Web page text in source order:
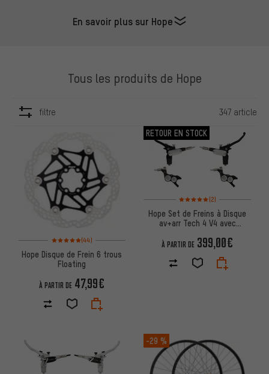
En savoir plus sur Hope
Tous les produits de Hope
filtre 347 article
Note moyenne : 5 sur 5 d'après 44 avis
(44)
Hope Disque de Frein 6 trous
Floating
À PARTIR DE 47,99€
RETOUR EN STOCK
Note moyenne : 5 sur 5
(2)
Hope Set de Freins à Disque
av+arr Tech 4 V4 avec
À PARTIR DE 399,00€
-29 %